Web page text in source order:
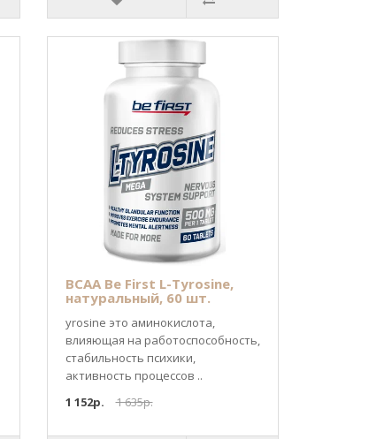
BCAA Be First L-Tyrosine,
натуральный, 60 шт.
yrosine это аминокислота,
влияющая на работоспособность,
стабильность психики,
активность процессов ..
1 152р.
1 635р.